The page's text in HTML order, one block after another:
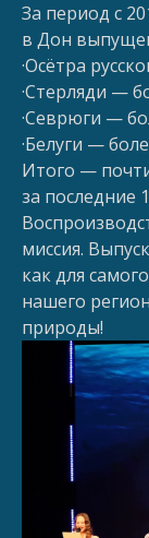
За период с
в Дон
·Осётра
·Стерляди —
·Севрюги —
·Белуги —
Итого —
за последние
миссия.
как для
нашего
природы!